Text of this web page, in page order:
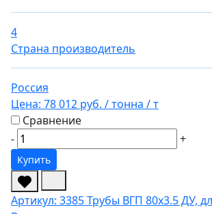
4
Страна производитель
Россия
Цена: 78 012 руб. / тонна / т
Сравнение
-
+
Купить
Артикул: 3385Трубы ВГП 80х3.5 ДУ,